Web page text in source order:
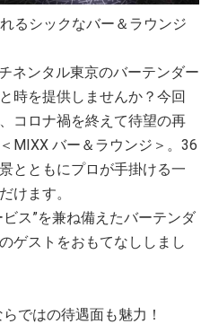
るシックなバー＆ラウンジ
ネンタル東京のバーテンダー
時を提供しませんか？今回
コロナ禍を終えて待望の再
MIXX バー＆ラウンジ＞。36
とともにプロが手掛ける一
けます。
ス”を兼ね備えたバーテンダ
ゲストをおもてなししまし
ではの待遇面も魅力！